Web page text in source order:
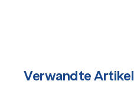
Verwandte Artikel